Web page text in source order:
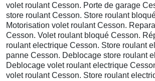
volet roulant Cesson. Porte de garage
store roulant Cesson. Store roulant
Motorisation volet roulant Cesson.
Cesson. Volet roulant bloqué Cesson.
roulant electrique Cesson. Store roulant
panne Cesson. Deblocage store roulant
Deblocage volet roulant electrique
volet roulant Cesson. Store roulant